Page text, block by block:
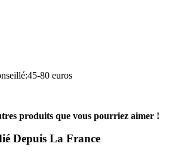
80 euros
produits que vous pourriez aimer !
Depuis La France